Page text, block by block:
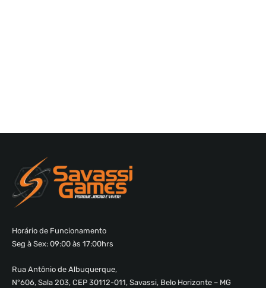
Horário de Funcionamento
Seg à Sex: 09:00 às 17:00hrs
Rua Antônio de Albuquerque,
Nº606, Sala 203, CEP 30112-011, Savassi, Belo Horizonte – MG